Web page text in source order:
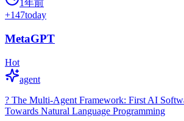
1年前
+147today
MetaGPT
Hot
agent
? The Multi-Agent Framework: First AI
Towards Natural Language Programming